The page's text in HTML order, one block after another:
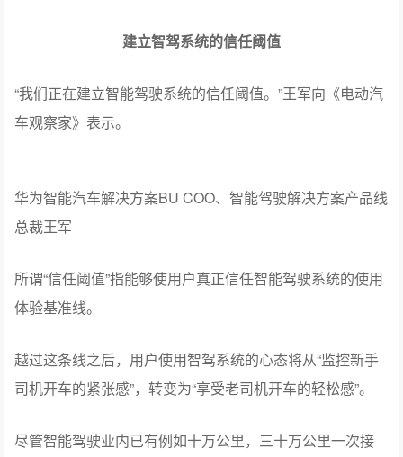
建立智驾系统的信任阈值
“我们正在建立智能驾驶系统的信任阈值。”王军向《电动汽
车观察家》表示。
华为智能汽车解决方案BU COO、智能驾驶解决方案产品线
总裁王军
所谓“信任阈值”指能够使用户真正信任智能驾驶系统的使用
体验基准线。
越过这条线之后，用户使用智驾系统的心态将从“监控新手
司机开车的紧张感”，转变为“享受老司机开车的轻松感”。
尽管智能驾驶业内已有例如十万公里，三十万公里一次接